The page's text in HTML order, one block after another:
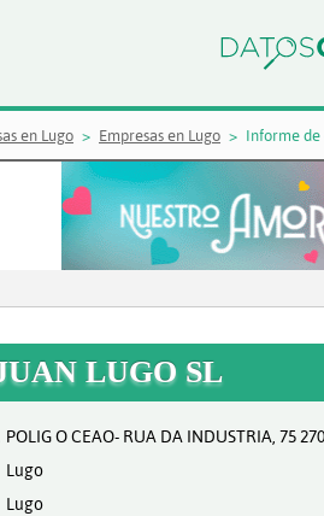
en Lugo Empresas en Lugo Informe de
LUGO SL
POLIG O CEAO- RUA DA INDUSTRIA, 75
Lugo
Lugo